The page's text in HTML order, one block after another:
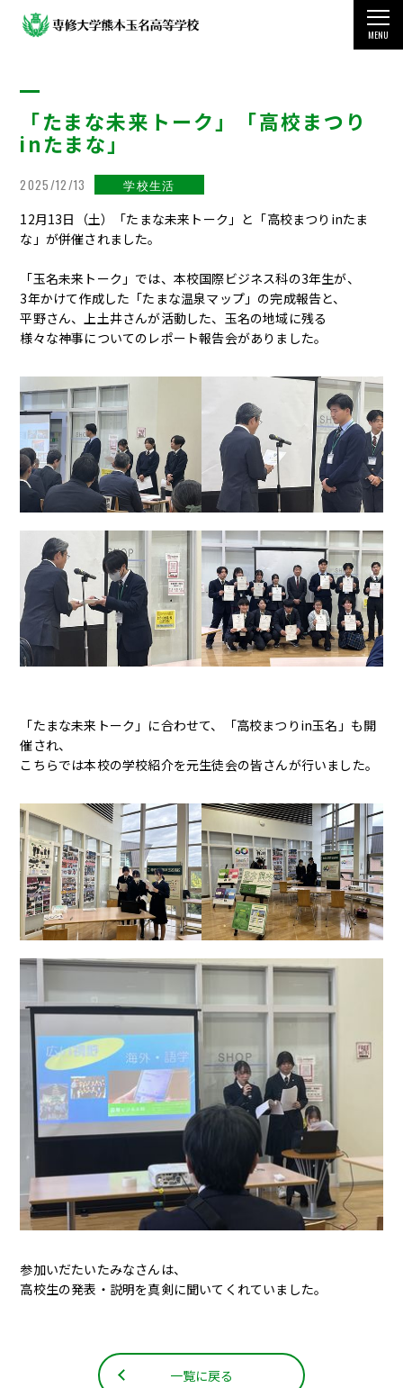
MENU
学校案内
学生生活
受験をお考えの方
その他の情報
English
「たまな未来トーク」「高校まつり
inたまな」
2025/12/13
学校生活
12月13日（土）「たまな未来トーク」と「高校まつりinたま
な」が併催されました。
「玉名未来トーク」では、本校国際ビジネス科の3年生が、
3年かけて作成した「たまな温泉マップ」の完成報告と、
平野さん、上土井さんが活動した、玉名の地域に残る
様々な神事についてのレポート報告会がありました。
「たまな未来トーク」に合わせて、「高校まつりin玉名」も開
催され、
こちらでは本校の学校紹介を元生徒会の皆さんが行いました。
参加いだたいたみなさんは、
高校生の発表・説明を真剣に聞いてくれていました。
一覧に戻る